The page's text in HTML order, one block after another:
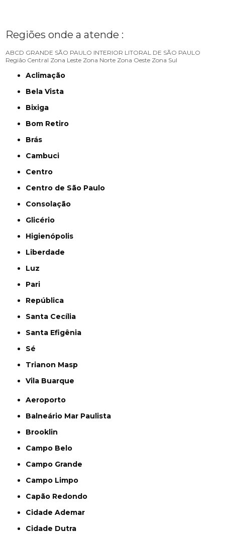
Regiões onde a atende :
ABCD GRANDE SÃO PAULO INTERIOR LITORAL DE SÃO PAULO
Região Central Zona Leste Zona Norte Zona Oeste Zona Sul
Aclimação
Bela Vista
Bixiga
Bom Retiro
Brás
Cambuci
Centro
Centro de São Paulo
Consolação
Glicério
Higienópolis
Liberdade
Luz
Pari
República
Santa Cecília
Santa Efigênia
Sé
Trianon Masp
Vila Buarque
Aeroporto
Balneário Mar Paulista
Brooklin
Campo Belo
Campo Grande
Campo Limpo
Capão Redondo
Cidade Ademar
Cidade Dutra